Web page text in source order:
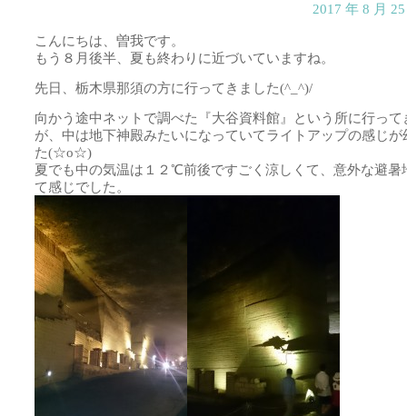
2017 年 8 月
こんにちは、曽我です。
もう８月後半、夏も終わりに近づいていますね。
先日、栃木県那須の方に行ってきました(^_^)/
向かう途中ネットで調べた『大谷資料館』という所に行って
が、中は地下神殿みたいになっていてライトアップの感じが
た(☆o☆)
夏でも中の気温は１２℃前後ですごく涼しくて、意外な避暑
て感じでした。